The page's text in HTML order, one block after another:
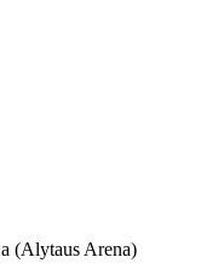
(Alytaus Arena)